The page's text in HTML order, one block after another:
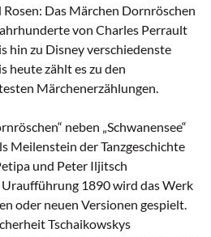
Das Märchen Dornröschen
von Charles Perrault
hin zu Disney verschiedenste
heute zählt es zu den
Märchenerzählungen.
neben „Schwanensee“
Meilenstein der Tanzgeschichte
und Peter Iljitsch
Uraufführung 1890 wird das Werk
oder neuen Versionen gespielt.
Tschaikowskys